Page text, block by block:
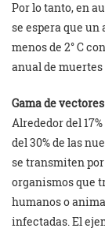
Por lo tanto, en
se espera que un
menos de 2° C
anual de
Gama de vectores
Alrededor del
del 30% de las
se transmiten
organismos que
humanos o
infectadas. El